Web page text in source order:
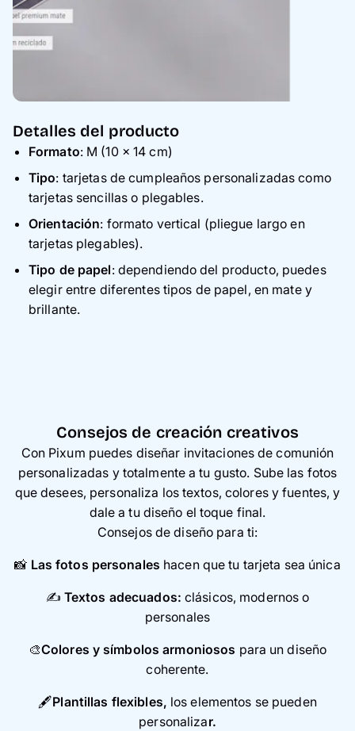
Detalles del producto
Formato: M (10 × 14 cm)
Tipo: tarjetas de cumpleaños personalizadas como
tarjetas sencillas o plegables.
Orientación: formato vertical (pliegue largo en
tarjetas plegables).
Tipo de papel: dependiendo del producto, puedes
elegir entre diferentes tipos de papel, en mate y
brillante.
Consejos de creación creativos
Con Pixum puedes diseñar invitaciones de comunión
personalizadas y totalmente a tu gusto. Sube las fotos
que desees, personaliza los textos, colores y fuentes, y
dale a tu diseño el toque final.
Consejos de diseño para ti:
📸 Las fotos personales hacen que tu tarjeta sea única
✍️ Textos adecuados: clásicos, modernos o
personales
🎨Colores y símbolos armoniosos para un diseño
coherente.
🖋️Plantillas flexibles, los elementos se pueden
personalizar.